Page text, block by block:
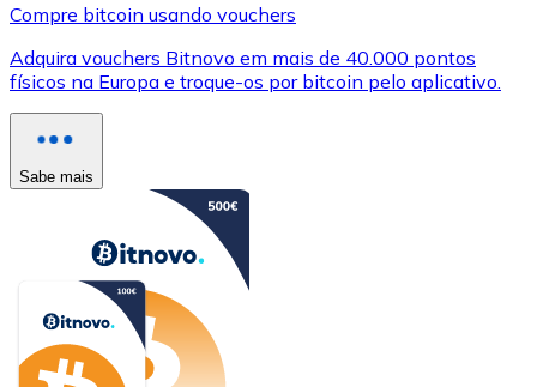
Compre bitcoin usando vouchers
Adquira vouchers Bitnovo em mais de 40.000 pontos
físicos na Europa e troque-os por bitcoin pelo aplicativo.
Sabe mais